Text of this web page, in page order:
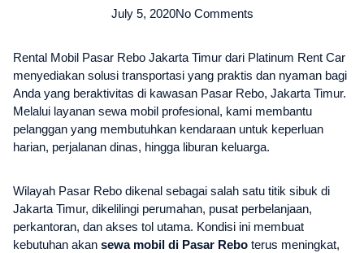
July 5, 2020No Comments
Rental Mobil Pasar Rebo Jakarta Timur dari Platinum Rent Car
menyediakan solusi transportasi yang praktis dan nyaman bagi
Anda yang beraktivitas di kawasan Pasar Rebo, Jakarta Timur.
Melalui layanan sewa mobil profesional, kami membantu
pelanggan yang membutuhkan kendaraan untuk keperluan
harian, perjalanan dinas, hingga liburan keluarga.
Wilayah Pasar Rebo dikenal sebagai salah satu titik sibuk di
Jakarta Timur, dikelilingi perumahan, pusat perbelanjaan,
perkantoran, dan akses tol utama. Kondisi ini membuat
kebutuhan akan sewa mobil di Pasar Rebo terus meningkat,